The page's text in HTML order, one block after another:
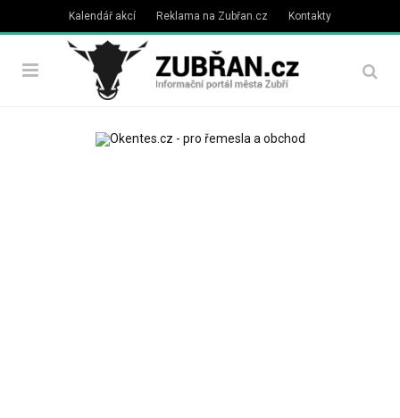
Kalendář akcí Reklama na Zubřan.cz Kontakty